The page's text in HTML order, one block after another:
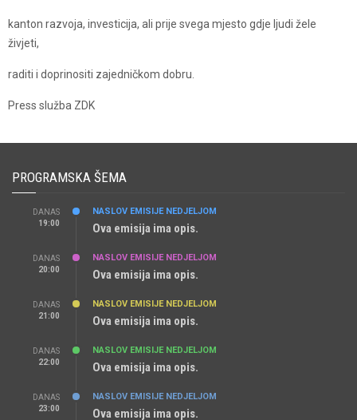
kanton razvoja, investicija, ali prije svega mjesto gdje ljudi žele
živjeti,
raditi i doprinositi zajedničkom dobru.
Press služba ZDK
PROGRAMSKA ŠEMA
DANAS
19:00
NASLOV EMISIJE NEDJELJOM
Ova emisija ima opis.
DANAS
20:00
NASLOV EMISIJE NEDJELJOM
Ova emisija ima opis.
DANAS
21:00
NASLOV EMISIJE NEDJELJOM
Ova emisija ima opis.
DANAS
22:00
NASLOV EMISIJE NEDJELJOM
Ova emisija ima opis.
DANAS
23:00
NASLOV EMISIJE NEDJELJOM
Ova emisija ima opis.